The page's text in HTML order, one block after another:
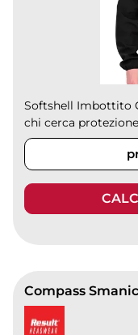
Softshell Imbottito
chi cerca